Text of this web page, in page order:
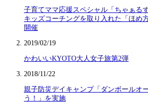
子育てママ応援スペシャル「ちゃぁる
キッズコーチングを取り入れた「ほめ
開催
2019/02/19
かわいいKYOTO大人女子旅第2弾
2018/11/22
親子防災デイキャンプ「ダンボールオ
う！」を実施